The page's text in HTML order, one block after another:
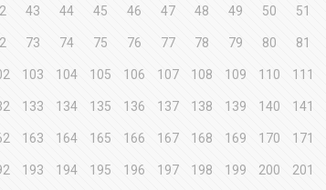
43 44 45 46 47 48 49 50 51
73 74 75 76 77 78 79 80 81
103 104 105 106 107 108 109 110 111
133 134 135 136 137 138 139 140 141
163 164 165 166 167 168 169 170 171
193 194 195 196 197 198 199 200 201